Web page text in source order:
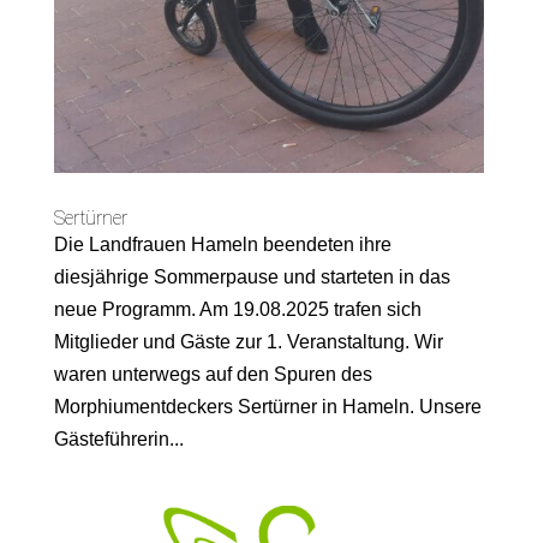
Sertürner
Die Landfrauen Hameln beendeten ihre
diesjährige Sommerpause und starteten in das
neue Programm. Am 19.08.2025 trafen sich
Mitglieder und Gäste zur 1. Veranstaltung. Wir
waren unterwegs auf den Spuren des
Morphiumentdeckers Sertürner in Hameln. Unsere
Gästeführerin...